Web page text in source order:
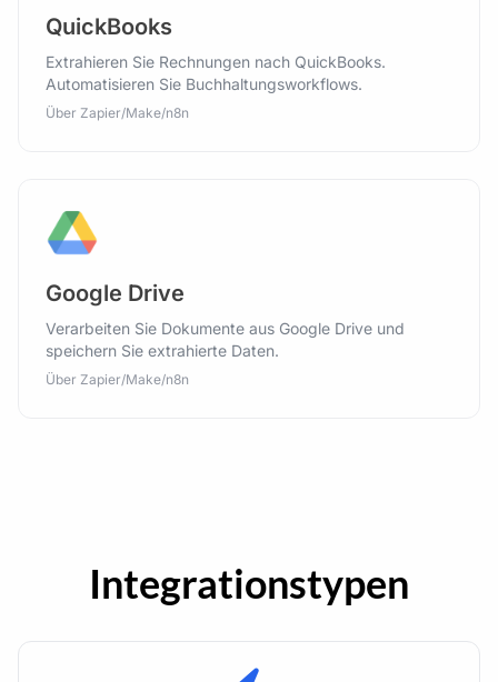
QuickBooks
Extrahieren Sie Rechnungen nach QuickBooks.
Automatisieren Sie Buchhaltungsworkflows.
Über Zapier/Make/n8n
Google Drive
Verarbeiten Sie Dokumente aus Google Drive und
speichern Sie extrahierte Daten.
Über Zapier/Make/n8n
Integrationstypen